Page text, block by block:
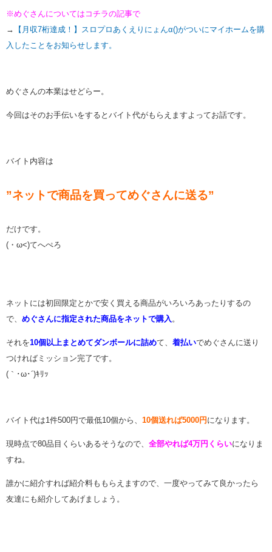
※めぐさんについてはコチラの記事で
→
【月収7桁達成！】スロプロあくえりにょんα()がついにマイホームを購
入したことをお知らせします。
めぐさんの本業はせどらー。
今回はそのお手伝いをするとバイト代がもらえますよってお話です。
バイト内容は
”ネットで商品を買ってめぐさんに送る”
だけです。
(・ω<)てへぺろ
ネットには初回限定とかで安く買える商品がいろいろあったりするの
で、 めぐさんに指定された商品をネットで購入。
それを10個以上まとめてダンボールに詰めて、 着払いでめぐさんに送り
つければミッション完了です。
(｀･ω･´)ｷﾘｯ
バイト代は1件500円で最低10個から、 10個送れば5000円 になります。
現時点で80品目くらいあるそうなので、 全部やれば4万円くらいになりま
すね。
誰かに紹介すれば紹介料ももらえますので、一度やってみて良かったら
友達にも紹介してあげましょう。